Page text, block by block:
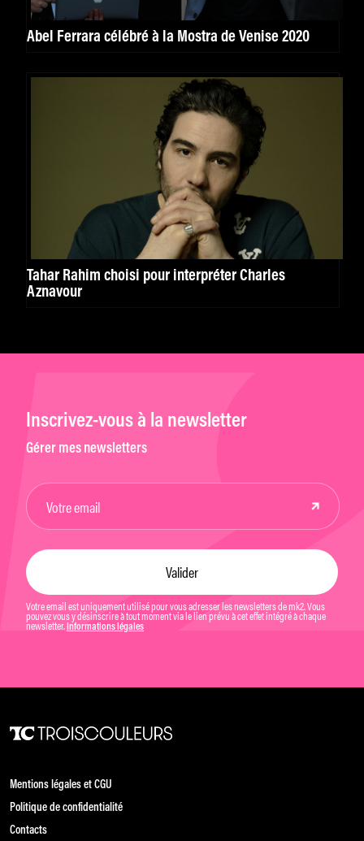
Abel Ferrara célébré à la Mostra de Venise 2020
Tahar Rahim choisi pour interpréter Charles
Aznavour
Inscrivez-vous à la newsletter
Gérer mes newsletters
Votre email est uniquement utilisé pour vous adresser les newsletters de mk2. Vous
pouvez vous y désinscrire à tout moment via le lien prévu à cet effet intégré à chaque
newsletter. Informations légales
Mentions légales et CGU
Politique de confidentialité
Contacts